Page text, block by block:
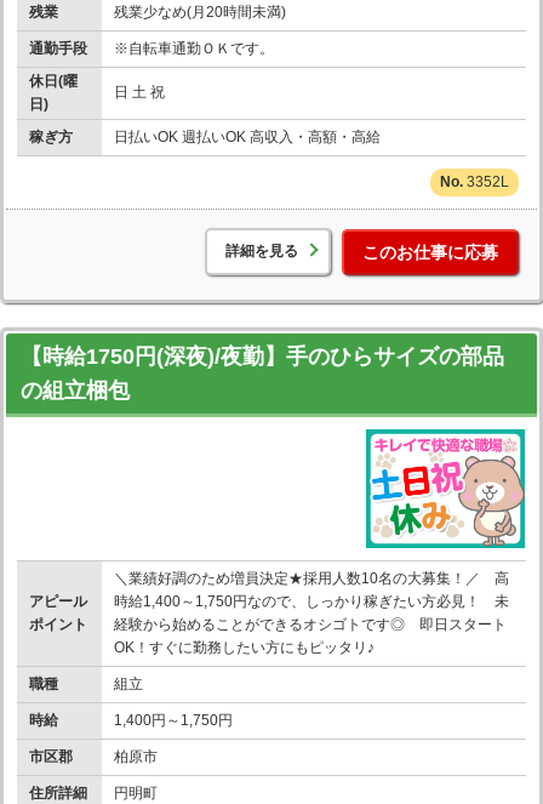
残業 残業少なめ(月20時間未満)
通勤手段
※自転車通勤ＯＫです。
休日(曜
日)
日 土 祝
稼ぎ方 日払いOK 週払いOK 高収入・高額・高給
3352L
詳細を見る このお仕事に応募
【時給1750円(深夜)/夜勤】手のひらサイズの部品
の組立梱包
アピール
ポイント
＼業績好調のため増員決定★採用人数10名の大募集！／ 高
時給1,400～1,750円なので、しっかり稼ぎたい方必見！ 未
経験から始めることができるオシゴトです◎ 即日スタート
OK！すぐに勤務したい方にもピッタリ♪
職種 組立
時給 1,400円～1,750円
市区郡 柏原市
住所詳細 円明町